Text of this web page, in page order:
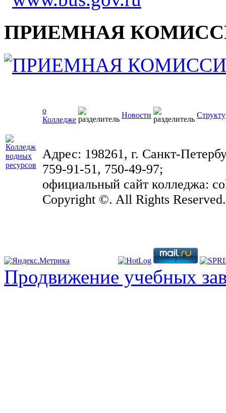
ПРИЕМНАЯ
о
Колледже
Новости
Адрес: 198261, г. Санкт-
759-91-51, 750-49-97;
официальный сайт колледжа:
Copyright ©. All Rights
Продвижение учебных